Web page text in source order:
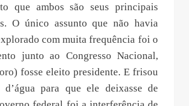
que ambos são seus principais
O único assunto que não havia
com muita frequência foi o
junto ao Congresso Nacional,
fosse eleito presidente. E frisou
para que ele deixasse de